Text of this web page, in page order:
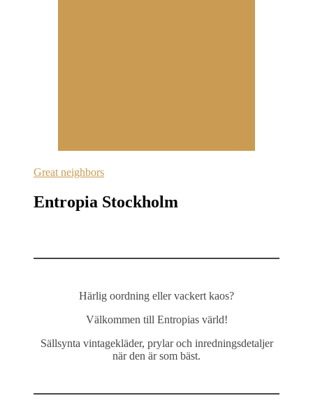
Great neighbors
Entropia Stockholm
Härlig oordning eller vackert kaos?
Välkommen till Entropias värld!
Sällsynta vintagekläder, prylar och inredningsdetaljer
när den är som bäst.